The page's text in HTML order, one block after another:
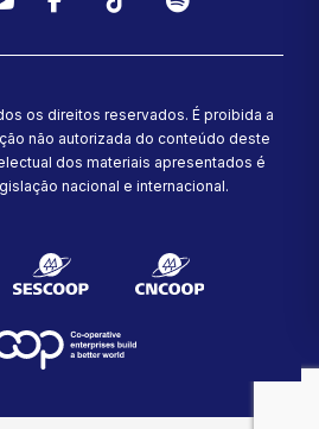
os direitos reservados. É proibida a
não autorizada do conteúdo deste
dos materiais apresentados é
nacional e internacional.